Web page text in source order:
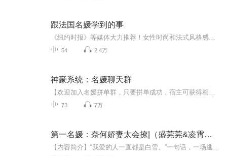
跟法国名媛学到的事
54 2.4万
神豪系统：名媛聊天群
73 7万
第一名媛：奈何娇妻太会撩|（盛莞莞&凌霄）总裁甜宠男女双播